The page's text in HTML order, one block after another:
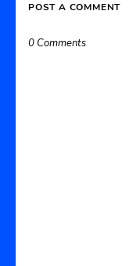
POST A COMMENT
0 Comments